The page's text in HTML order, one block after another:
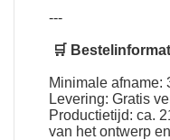
---
🛒
Minimale afname:
Levering: Gratis
Productietijd: ca.
van het ontwerp